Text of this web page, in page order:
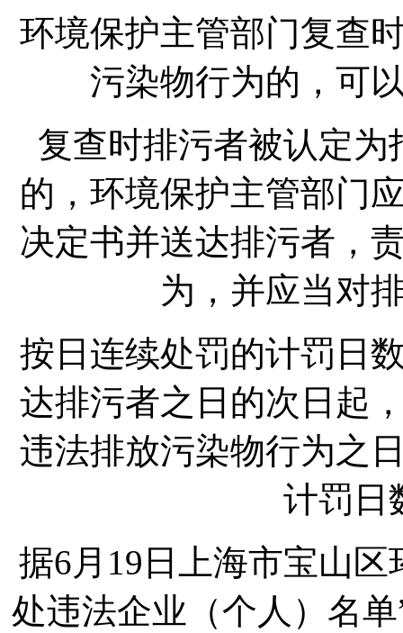
环境保护主管部门复查
污染物行为的，可
复查时排污者被认定
的，环境保护主管部门
决定书并送达排污者，
为，并应当对
按日连续处罚的计罚日
达排污者之日的次日起
违法排放污染物行为之
计罚日
据6月19日上海市宝山区
处违法企业（个人）名